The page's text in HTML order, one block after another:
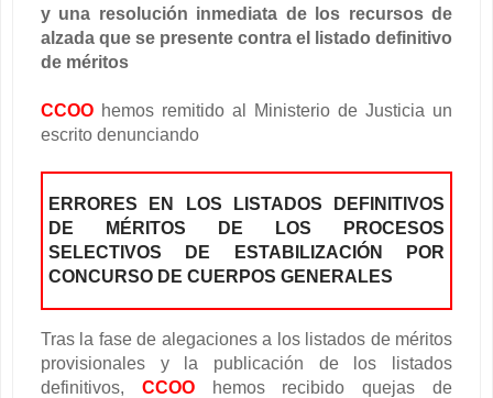
y una resolución inmediata de los recursos de
alzada que se presente contra el listado definitivo
de méritos
CCOO hemos remitido al Ministerio de Justicia un
escrito denunciando
ERRORES EN LOS LISTADOS DEFINITIVOS
DE MÉRITOS DE LOS PROCESOS
SELECTIVOS DE ESTABILIZACIÓN POR
CONCURSO DE CUERPOS GENERALES
Tras la fase de alegaciones a los listados de méritos
provisionales y la publicación de los listados
definitivos, CCOOhemos recibido quejas de